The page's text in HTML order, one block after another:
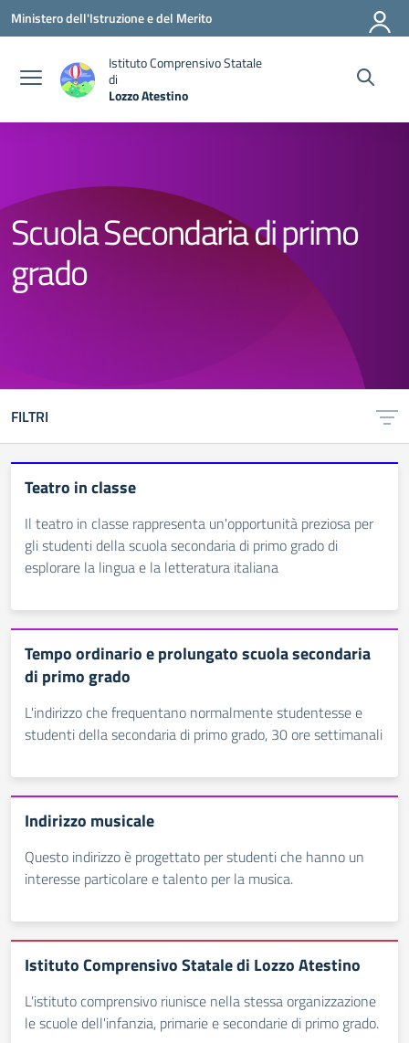
Vai ai contenuti
Vai al menu di navigazione
Vai al footer
Ministero dell'Istruzione e del Merito
Istituto Comprensivo Statale
di
Lozzo Atestino
Scuola Secondaria di primo
grado
FILTRI
Teatro in classe
Il teatro in classe rappresenta un'opportunità preziosa per
gli studenti della scuola secondaria di primo grado di
esplorare la lingua e la letteratura italiana
Tempo ordinario e prolungato scuola secondaria
di primo grado
L'indirizzo che frequentano normalmente studentesse e
studenti della secondaria di primo grado, 30 ore settimanali
Indirizzo musicale
Questo indirizzo è progettato per studenti che hanno un
interesse particolare e talento per la musica.
Istituto Comprensivo Statale di Lozzo Atestino
L'istituto comprensivo riunisce nella stessa organizzazione
le scuole dell'infanzia, primarie e secondarie di primo grado.